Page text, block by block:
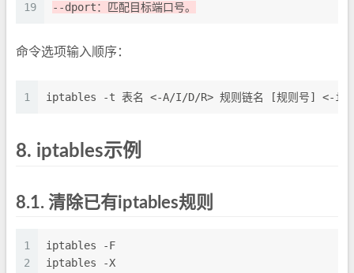
19
--dport：匹配目标端口号。
命令选项输入顺序：
1 iptables -t 表名 <-A/I/D/R> 规则链名 [规则号] <-i/o
8. iptables示例
8.1. 清除已有iptables规则
1
2
iptables -F
iptables -X